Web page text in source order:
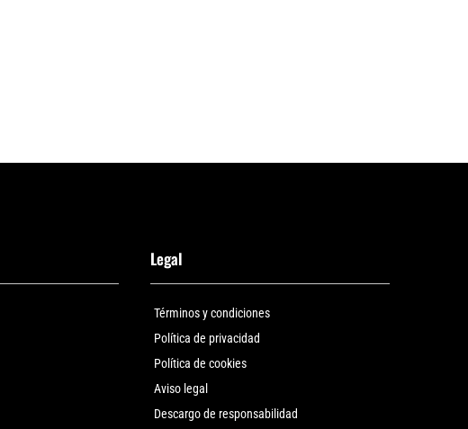
Legal
Términos y condiciones
Política de privacidad
Política de cookies
Aviso legal
Descargo de responsabilidad